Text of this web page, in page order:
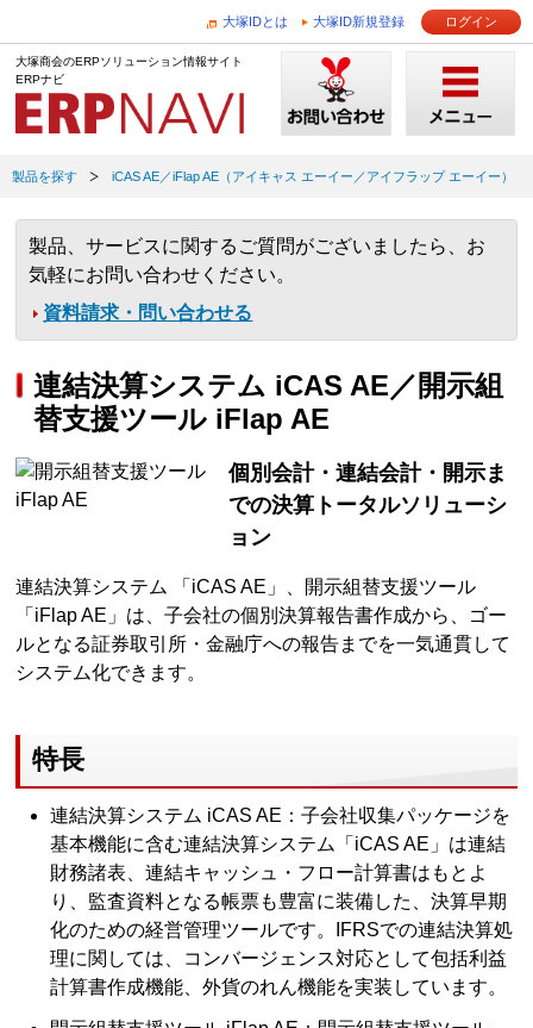
大塚IDとは 大塚ID新規登録 ログイン
大塚商会のERPソリューション情報サイト
ERPナビ
製品を探す iCAS AE／iFlap AE（アイキャス エーイー／アイフラップ エーイー）
製品、サービスに関するご質問がございましたら、お
気軽にお問い合わせください。
資料請求・問い合わせる
連結決算システム iCAS AE／開示組
替支援ツール iFlap AE
個別会計・連結会計・開示ま
での決算トータルソリューシ
ョン
連結決算システム 「iCAS AE」、開示組替支援ツール
「iFlap AE」は、子会社の個別決算報告書作成から、ゴー
ルとなる証券取引所・金融庁への報告までを一気通貫して
システム化できます。
特長
連結決算システム iCAS AE：子会社収集パッケージを
基本機能に含む連結決算システム「iCAS AE」は連結
財務諸表、連結キャッシュ・フロー計算書はもとよ
り、監査資料となる帳票も豊富に装備した、決算早期
化のための経営管理ツールです。IFRSでの連結決算処
理に関しては、コンバージェンス対応として包括利益
計算書作成機能、外貨のれん機能を実装しています。